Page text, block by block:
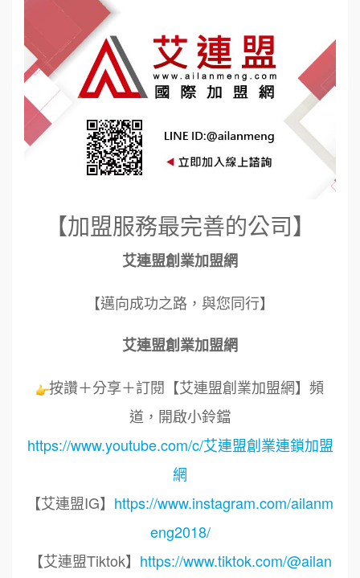
【加盟服務最完善的公司】
艾連盟創業加盟網
【邁向成功之路，與您同行】
艾連盟創業加盟網
按讚＋分享＋訂閱【艾連盟創業加盟網】頻
道，開啟小鈴鐺
https://www.youtube.com/c/艾連盟創業連鎖加盟
網
【艾連盟IG】 https://www.instagram.com/ailanm
eng2018/
【艾連盟Tiktok】 https://www.tiktok.com/@ailan